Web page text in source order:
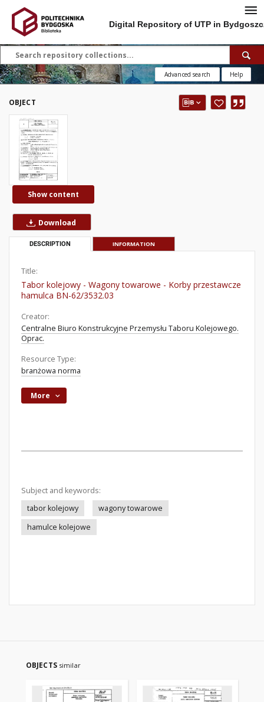
Digital Repository of UTP in
Advanced search Help
OBJECT
Show content
Download
DESCRIPTION INFORMATION
Title:
Tabor kolejowy - Wagony towarowe - Korby przestawcze
hamulca BN-62/3532.03
Creator:
Centralne Biuro Konstrukcyjne Przemysłu Taboru Kolejowego.
Oprac.
Resource Type:
branżowa norma
More
Subject and keywords:
tabor kolejowy
wagony towarowe
hamulce kolejowe
OBJECTS similar